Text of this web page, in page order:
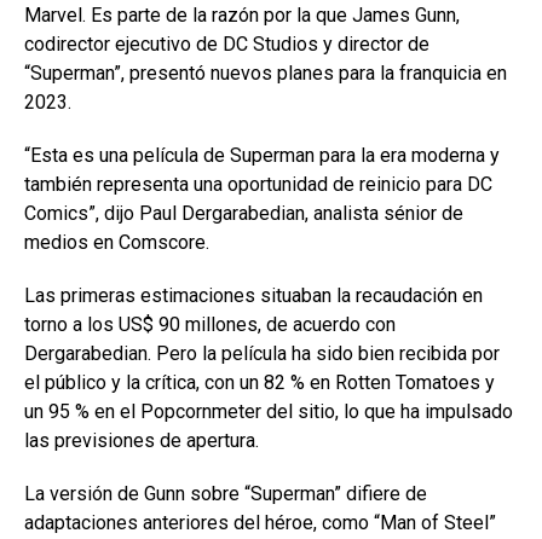
Marvel. Es parte de la razón por la que James Gunn,
codirector ejecutivo de DC Studios y director de
“Superman”, presentó nuevos planes para la franquicia en
2023.
“Esta es una película de Superman para la era moderna y
también representa una oportunidad de reinicio para DC
Comics”, dijo Paul Dergarabedian, analista sénior de
medios en Comscore.
Las primeras estimaciones situaban la recaudación en
torno a los US$ 90 millones, de acuerdo con
Dergarabedian. Pero la película ha sido bien recibida por
el público y la crítica, con un 82 % en Rotten Tomatoes y
un 95 % en el Popcornmeter del sitio, lo que ha impulsado
las previsiones de apertura.
La versión de Gunn sobre “Superman” difiere de
adaptaciones anteriores del héroe, como “Man of Steel”